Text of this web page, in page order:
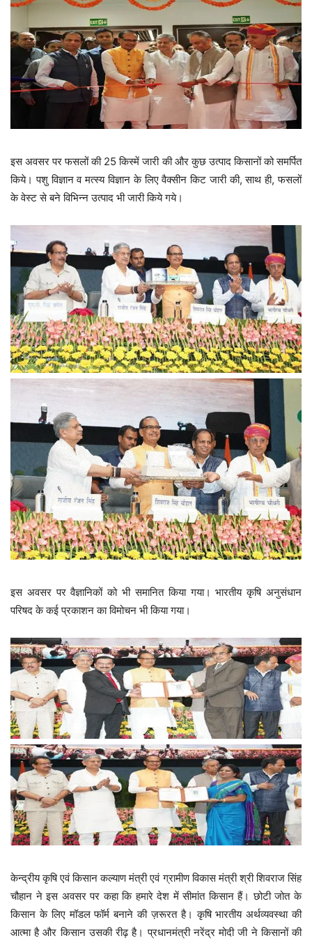
इस अवसर पर फसलों की 25 किस्में जारी की और कुछ उत्पाद किसानों को समर्पित
किये। पशु विज्ञान व मत्स्य विज्ञान के लिए वैक्सीन किट जारी की, साथ ही, फसलों
के वेस्ट से बने विभिन्न उत्पाद भी जारी किये गये।
इस अवसर पर वैज्ञानिकों को भी समानित किया गया। भारतीय कृषि अनुसंधान
परिषद के कई प्रकाशन का विमोचन भी किया गया।
केन्द्रीय कृषि एवं किसान कल्याण मंत्री एवं ग्रामीण विकास मंत्री श्री शिवराज सिंह
चौहान ने इस अवसर पर कहा कि हमारे देश में सीमांत किसान हैं। छोटी जोत के
किसान के लिए मॉडल फॉर्म बनाने की ज़रूरत है। कृषि भारतीय अर्थव्यवस्था की
आत्मा है और किसान उसकी रीढ़ है। प्रधानमंत्री नरेंद्र मोदी जी ने किसानों की